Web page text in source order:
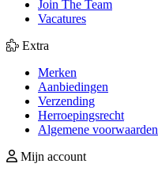
Join The Team
Vacatures
Extra
Merken
Aanbiedingen
Verzending
Herroepingsrecht
Algemene voorwaarden
Mijn account